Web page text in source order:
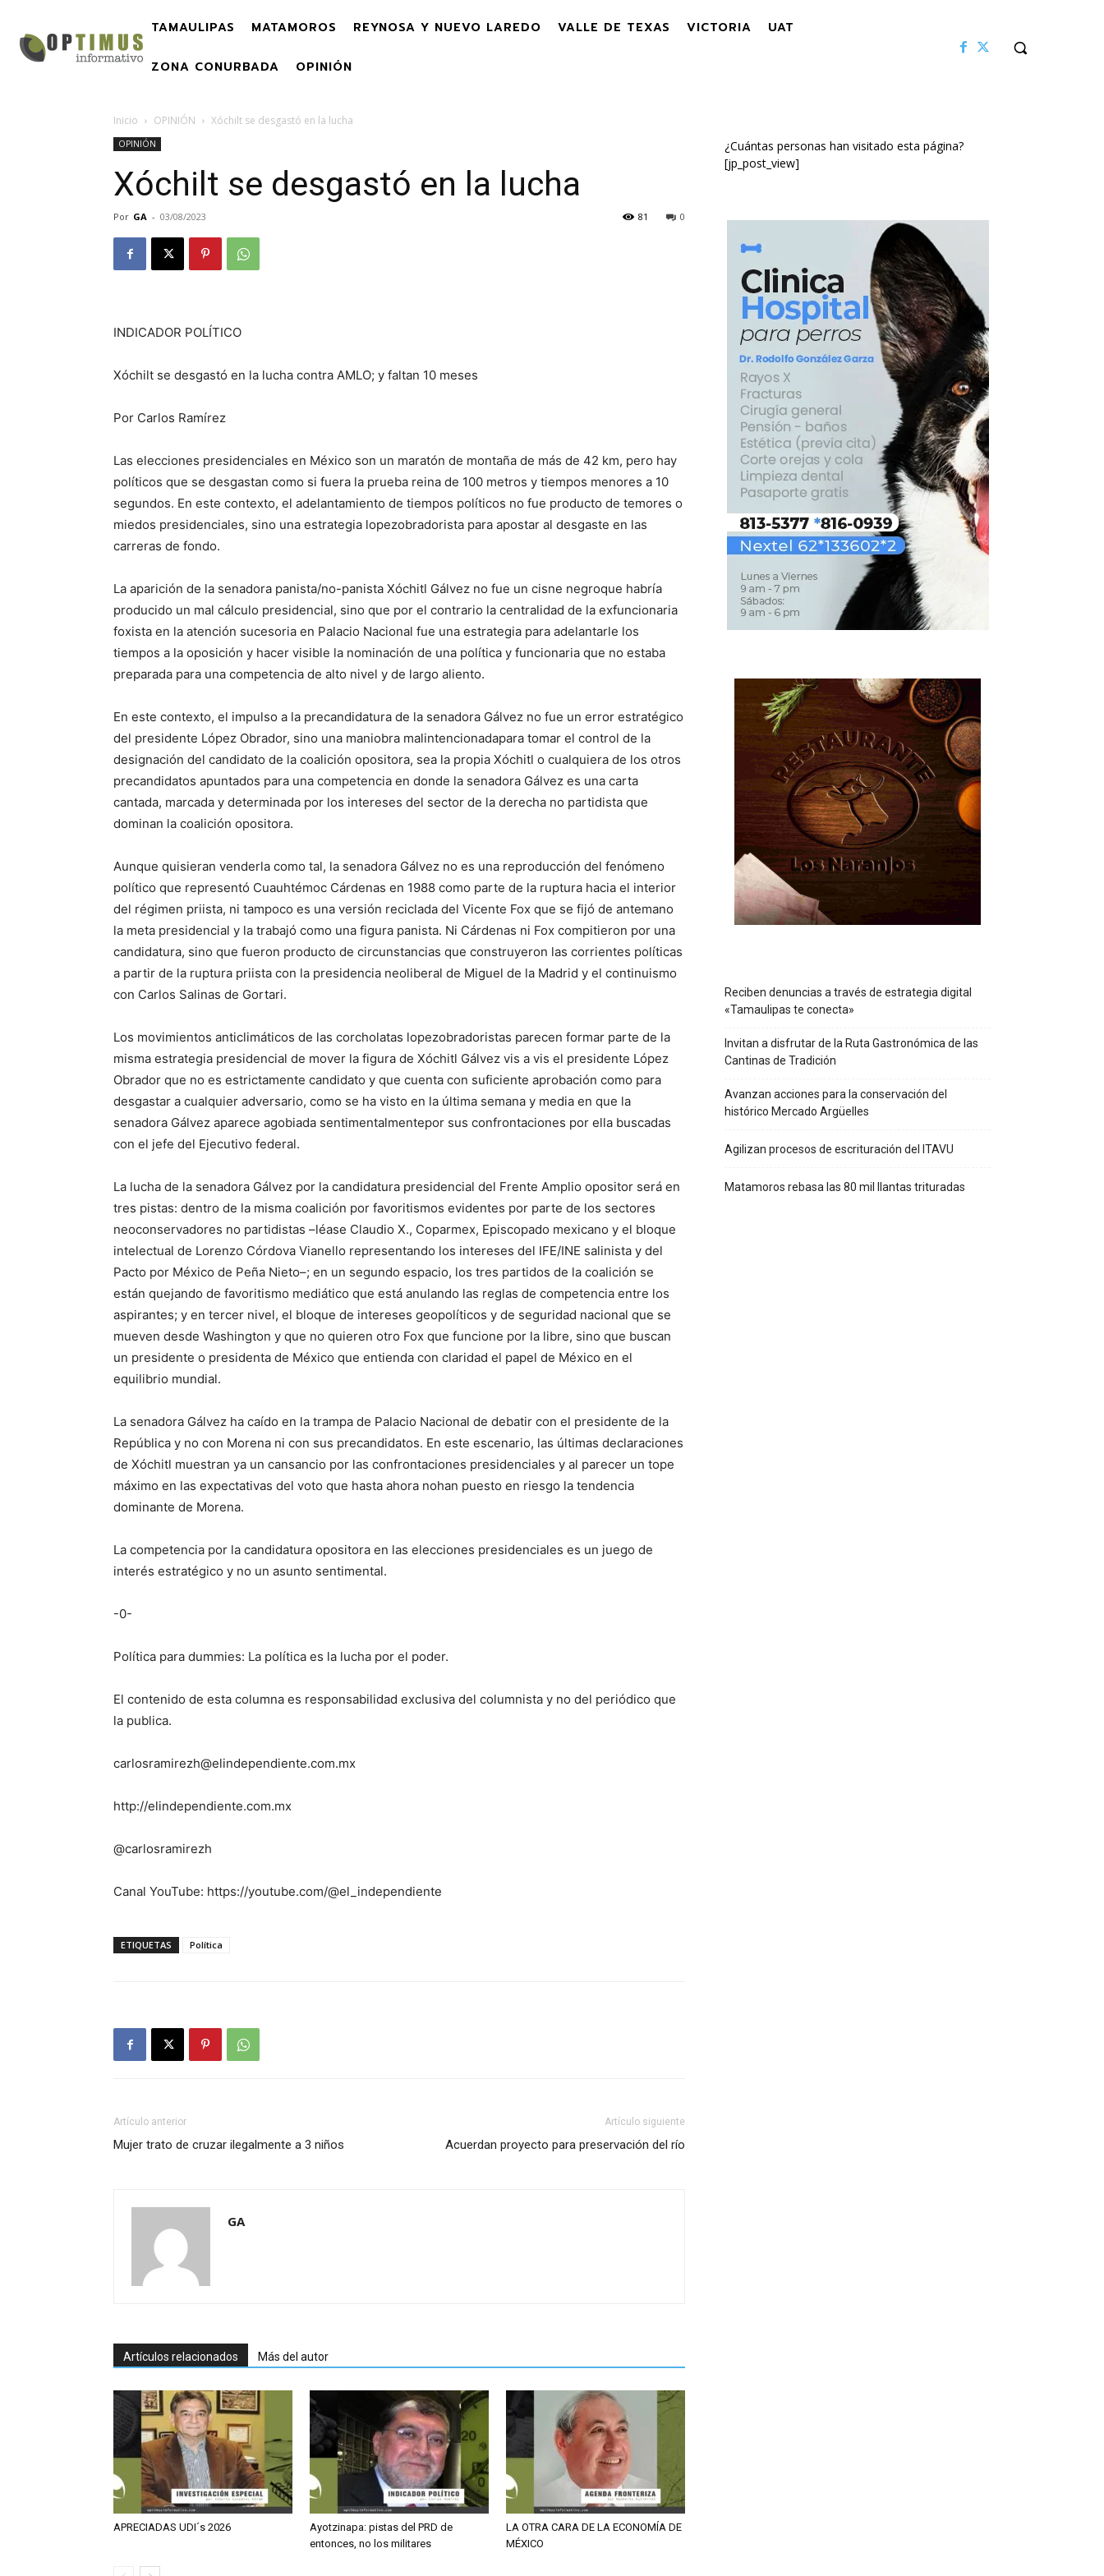
TAMAULIPAS MATAMOROS REYNOSA Y NUEVO LAREDO VALLE DE TEXAS VICTORIA UAT
ZONA CONURBADA OPINIÓN
Inicio OPINIÓN Xóchilt se desgastó en la lucha
OPINIÓN
Xóchilt se desgastó en la lucha
Por GA - 03/08/2023 0
81
INDICADOR POLÍTICO
Xóchilt se desgastó en la lucha contra AMLO; y faltan 10 meses
Por Carlos Ramírez
Las elecciones presidenciales en México son un maratón de montaña de más de 42 km, pero hay
políticos que se desgastan como si fuera la prueba reina de 100 metros y tiempos menores a 10
segundos. En este contexto, el adelantamiento de tiempos políticos no fue producto de temores o
miedos presidenciales, sino una estrategia lopezobradorista para apostar al desgaste en las
carreras de fondo.
La aparición de la senadora panista/no-panista Xóchitl Gálvez no fue un cisne negroque habría
producido un mal cálculo presidencial, sino que por el contrario la centralidad de la exfuncionaria
foxista en la atención sucesoria en Palacio Nacional fue una estrategia para adelantarle los
tiempos a la oposición y hacer visible la nominación de una política y funcionaria que no estaba
preparada para una competencia de alto nivel y de largo aliento.
En este contexto, el impulso a la precandidatura de la senadora Gálvez no fue un error estratégico
del presidente López Obrador, sino una maniobra malintencionadapara tomar el control de la
designación del candidato de la coalición opositora, sea la propia Xóchitl o cualquiera de los otros
precandidatos apuntados para una competencia en donde la senadora Gálvez es una carta
cantada, marcada y determinada por los intereses del sector de la derecha no partidista que
dominan la coalición opositora.
Aunque quisieran venderla como tal, la senadora Gálvez no es una reproducción del fenómeno
político que representó Cuauhtémoc Cárdenas en 1988 como parte de la ruptura hacia el interior
del régimen priista, ni tampoco es una versión reciclada del Vicente Fox que se fijó de antemano
la meta presidencial y la trabajó como una figura panista. Ni Cárdenas ni Fox compitieron por una
candidatura, sino que fueron producto de circunstancias que construyeron las corrientes políticas
a partir de la ruptura priista con la presidencia neoliberal de Miguel de la Madrid y el continuismo
con Carlos Salinas de Gortari.
Los movimientos anticlimáticos de las corcholatas lopezobradoristas parecen formar parte de la
misma estrategia presidencial de mover la figura de Xóchitl Gálvez vis a vis el presidente López
Obrador que no es estrictamente candidato y que cuenta con suficiente aprobación como para
desgastar a cualquier adversario, como se ha visto en la última semana y media en que la
senadora Gálvez aparece agobiada sentimentalmentepor sus confrontaciones por ella buscadas
con el jefe del Ejecutivo federal.
La lucha de la senadora Gálvez por la candidatura presidencial del Frente Amplio opositor será en
tres pistas: dentro de la misma coalición por favoritismos evidentes por parte de los sectores
neoconservadores no partidistas –léase Claudio X., Coparmex, Episcopado mexicano y el bloque
intelectual de Lorenzo Córdova Vianello representando los intereses del IFE/INE salinista y del
Pacto por México de Peña Nieto–; en un segundo espacio, los tres partidos de la coalición se
están quejando de favoritismo mediático que está anulando las reglas de competencia entre los
aspirantes; y en tercer nivel, el bloque de intereses geopolíticos y de seguridad nacional que se
mueven desde Washington y que no quieren otro Fox que funcione por la libre, sino que buscan
un presidente o presidenta de México que entienda con claridad el papel de México en el
equilibrio mundial.
La senadora Gálvez ha caído en la trampa de Palacio Nacional de debatir con el presidente de la
República y no con Morena ni con sus precandidatos. En este escenario, las últimas declaraciones
de Xóchitl muestran ya un cansancio por las confrontaciones presidenciales y al parecer un tope
máximo en las expectativas del voto que hasta ahora nohan puesto en riesgo la tendencia
dominante de Morena.
La competencia por la candidatura opositora en las elecciones presidenciales es un juego de
interés estratégico y no un asunto sentimental.
-0-
Política para dummies: La política es la lucha por el poder.
El contenido de esta columna es responsabilidad exclusiva del columnista y no del periódico que
la publica.
carlosramirezh@elindependiente.com.mx
http://elindependiente.com.mx
@carlosramirezh
Canal YouTube: https://youtube.com/@el_independiente
ETIQUETAS Política
Artículo anterior
Mujer trato de cruzar ilegalmente a 3 niños
Artículo siguiente
Acuerdan proyecto para preservación del río
GA
Artículos relacionados Más del autor
APRECIADAS UDI´s 2026
Ayotzinapa: pistas del PRD de
entonces, no los militares
LA OTRA CARA DE LA ECONOMÍA DE
MÉXICO
¿Cuántas personas han visitado esta página?
[jp_post_view]
Reciben denuncias a través de estrategia digital
«Tamaulipas te conecta»
Invitan a disfrutar de la Ruta Gastronómica de las
Cantinas de Tradición
Avanzan acciones para la conservación del
histórico Mercado Argüelles
Agilizan procesos de escrituración del ITAVU
Matamoros rebasa las 80 mil llantas trituradas